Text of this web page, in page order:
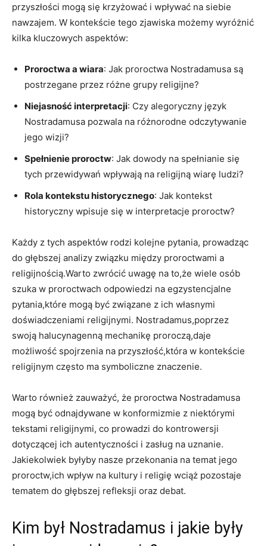
przyszłości mogą się krzyżować i wpływać​ na‍ siebie
nawzajem.‍ W ‌kontekście tego⁣ zjawiska możemy wyróżnić
kilka ​kluczowych aspektów:
Proroctwa ⁣a ​wiara: Jak ​proroctwa Nostradamusa są
postrzegane przez różne⁢ grupy ⁢religijne?
Niejasność interpretacji: Czy alegoryczny ⁤język
Nostradamusa ‌pozwala na różnorodne ⁣odczytywanie
jego wizji?
Spełnienie proroctw: Jak ⁤dowody na ​spełnianie się
tych przewidywań wpływają na religijną wiarę ludzi?
Rola ⁤kontekstu historycznego: Jak kontekst
historyczny wpisuje się w interpretacje proroctw?
Każdy⁤ z tych aspektów rodzi kolejne pytania, prowadząc‌
do⁤ głębszej analizy⁢ związku‍ między​ proroctwami a
religijnością.Warto zwrócić ‍uwagę na to,że wiele osób
⁢szuka w⁣ proroctwach‌ odpowiedzi‍ na egzystencjalne
pytania,które mogą ‌być związane z ich⁣ własnymi
doświadczeniami religijnymi.⁢ Nostradamus,poprzez
swoją halucynagenną‌ mechanikę proroczą,daje
możliwość spojrzenia na przyszłość,która⁣ w kontekście
religijnym często ma symboliczne znaczenie.
Warto również ‌zauważyć, ​że‌ proroctwa ⁢Nostradamusa
⁢mogą ‍być⁢ odnajdywane ‌w konformizmie z niektórymi
tekstami religijnymi, ⁤co prowadzi do kontrowersji​
dotyczącej ich autentyczności i zasług ‍na uznanie.‍
Jakiekolwiek byłyby nasze przekonania na temat⁤ jego
proroctw,ich ​wpływ na kultury i religię wciąż pozostaje
tematem do⁢ głębszej refleksji oraz debat.
Kim był⁤ Nostradamus i ⁤jakie‌ były